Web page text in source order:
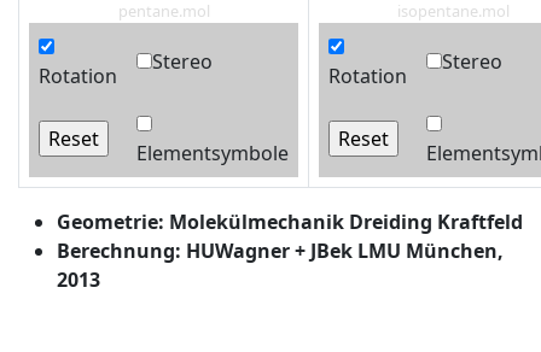
pentane.mol
Rotation
Stereo
Elementsymbole
isopentane.mol
Rotation
Stereo
Geometrie: Molekülmechanik Dreiding Kraftfeld
Berechnung: HUWagner + JBek LMU München,
2013